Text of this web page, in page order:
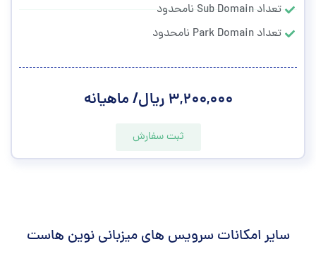
تعداد Sub Domain نامحدود
تعداد Park Domain نامحدود
۳,۲۰۰,۰۰۰ ریال/ ماهیانه
ثبت سفارش
سایر امکانات سرویس های میزبانی نوین هاست